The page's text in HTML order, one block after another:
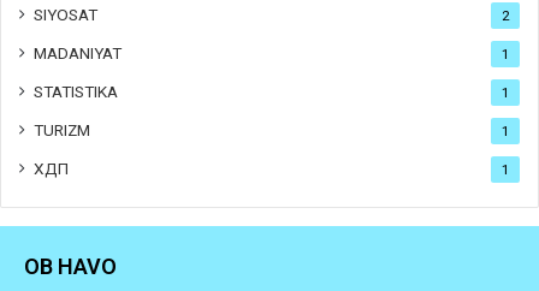
SIYOSAT 2
MADANIYAT 1
STATISTIKA 1
TURIZM 1
ХДП 1
OB HAVO